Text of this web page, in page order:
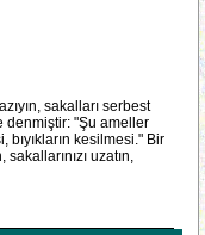
sakalları serbest
denmiştir: "Şu ameller
bıyıkların kesilmesi." Bir
uzatın,